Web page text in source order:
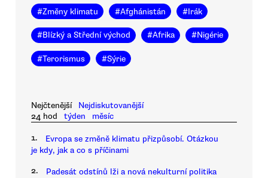
#Změny klimatu #Afghánistán #Irák
#Blízký a Střední východ #Afrika #Nigérie
#Terorismus #Sýrie
Nejčtenější
Nejdiskutovanější
24 hod
týden měsíc
1.
Evropa se změně klimatu přizpůsobí. Otázkou
je kdy, jak a co s příčinami
2. Padesát odstínů lži a nová nekulturní politika